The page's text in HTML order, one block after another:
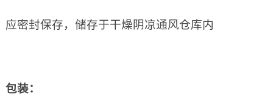
应密封保存，储存于干燥阴凉通风仓库内
包装：